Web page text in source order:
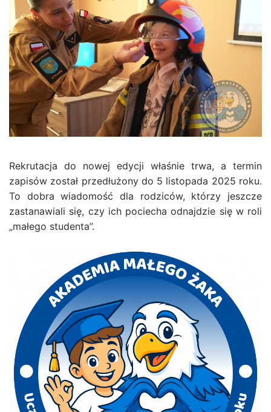
Rekrutacja do nowej edycji właśnie trwa, a termin
zapisów został przedłużony do 5 listopada 2025 roku.
To dobra wiadomość dla rodziców, którzy jeszcze
zastanawiali się, czy ich pociecha odnajdzie się w roli
„małego studenta”.